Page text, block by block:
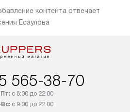
отправлен
трех дней.
компанию.
доставит ваш
в Москве.
за пределы
от категории
контента отвечает
Есаулова
565-38-70
с 8:00 до 22:00
с 9:00 до 22:00